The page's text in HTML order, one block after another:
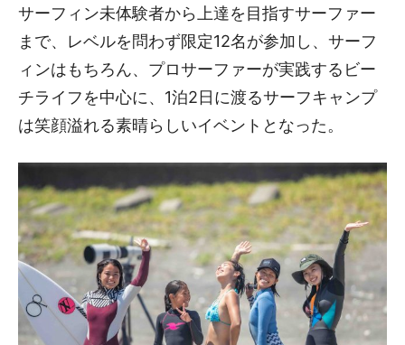
サーフィン未体験者から上達を目指すサーファー
まで、レベルを問わず限定12名が参加し、サーフ
ィンはもちろん、プロサーファーが実践するビー
チライフを中心に、1泊2日に渡るサーフキャンプ
は笑顔溢れる素晴らしいイベントとなった。